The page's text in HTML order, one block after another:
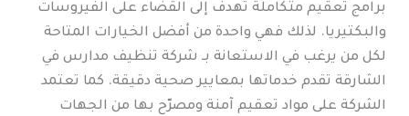
برامج تعقيم متكاملة تهدف إلى القضاء على الفيروسات
والبكتيريا. لذلك فهي واحدة من أفضل الخيارات المتاحة
لكل من يرغب في الاستعانة بـ شركة تنظيف مدارس في
الشارقة تقدم خدماتها بمعايير صحية دقيقة. كما تعتمد
الشركة على مواد تعقيم آمنة ومصرّح بها من الجهات